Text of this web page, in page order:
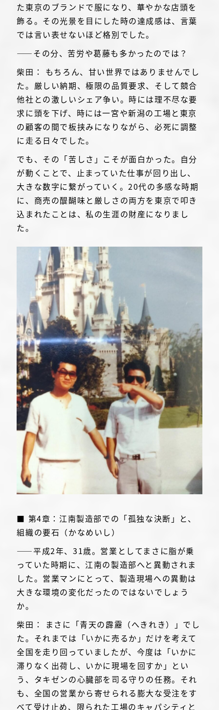
た東京のブランドで服になり、華やかな店頭を
飾る。その光景を目にした時の達成感は、言葉
では言い表せないほど格別でした。
――その分、苦労や葛藤も多かったのでは？
柴田： もちろん、甘い世界ではありませんでし
た。厳しい納期、極限の品質要求、そして競合
他社との激しいシェア争い。時には理不尽な要
求に頭を下げ、時には一宮や新潟の工場と東京
の顧客の間で板挟みになりながら、必死に調整
に走る日々でした。
でも、その「苦しさ」こそが面白かった。自分
が動くことで、止まっていた仕事が回り出し、
大きな数字に繋がっていく。20代の多感な時期
に、商売の醍醐味と厳しさの両方を東京で叩き
込まれたことは、私の生涯の財産になりまし
た。
■ 第4章：江南製造部での「孤独な決断」と、
組織の要石（かなめいし）
――平成2年、31歳。営業としてまさに脂が乗
っていた時期に、江南の製造部へと異動されま
した。営業マンにとって、製造現場への異動は
大きな環境の変化だったのではないでしょう
か。
柴田： まさに「青天の霹靂（へきれき）」でし
た。それまでは「いかに売るか」だけを考えて
全国を走り回っていましたが、今度は「いかに
滞りなく出荷し、いかに現場を回すか」とい
う、タキゼンの心臓部を司る守りの任務。それ
も、全国の営業から寄せられる膨大な受注をす
べて受け止め、限られた工場のキャパシティと